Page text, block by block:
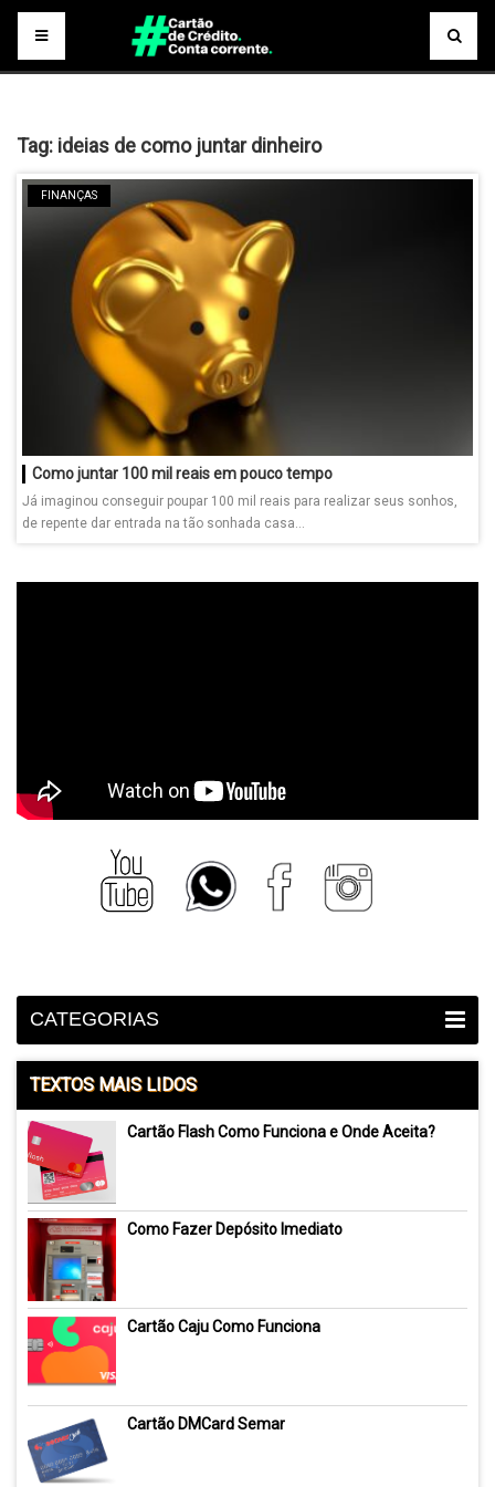
Tag: ideias de como juntar dinheiro
FINANÇAS
Como juntar 100 mil reais em pouco tempo
Já imaginou conseguir poupar 100 mil reais para realizar seus sonhos,
de repente dar entrada na tão sonhada casa...
CATEGORIAS
TEXTOS MAIS LIDOS
Cartão Flash Como Funciona e Onde Aceita?
Como Fazer Depósito Imediato
Cartão Caju Como Funciona
Cartão DMCard Semar